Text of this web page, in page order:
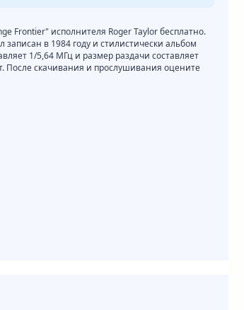
Frontier" исполнителя Roger Taylor бесплатно.
в 1984 году и стилистически альбом
1/5,64 МГц и размер раздачи составляет
После скачивания и прослушивания оцените